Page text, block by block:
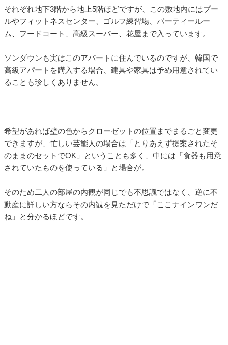
それぞれ地下3階から地上5階ほどですが、この敷地内にはプー
ルやフィットネスセンター、ゴルフ練習場、パーティールー
ム、フードコート、高級スーパー、花屋まで入っています。
ソンダウンも実はこのアパートに住んでいるのですが、韓国で
高級アパートを購入する場合、建具や家具は予め用意されてい
ることも珍しくありません。
希望があれば壁の色からクローゼットの位置までまるごと変更
できますが、忙しい芸能人の場合は「とりあえず提案されたそ
のままのセットでOK」ということも多く、中には「食器も用意
されていたものを使っている」と場合が。
そのため二人の部屋の内観が同じでも不思議ではなく、逆に不
動産に詳しい方ならその内観を見ただけで「ここナインワンだ
ね」と分かるほどです。